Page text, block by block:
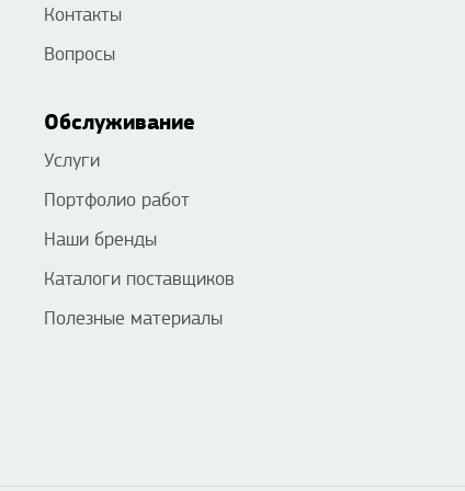
Контакты
Вопросы
Обслуживание
Услуги
Портфолио работ
Наши бренды
Каталоги поставщиков
Полезные материалы